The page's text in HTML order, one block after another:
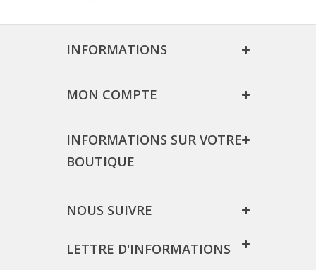
INFORMATIONS
MON COMPTE
INFORMATIONS SUR VOTRE
BOUTIQUE
NOUS SUIVRE
LETTRE D'INFORMATIONS